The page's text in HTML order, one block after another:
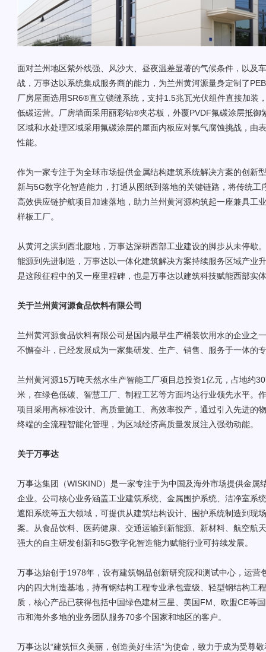
面对兰州地区紫外线强、风沙大、昼夜温差显著的气候条件，以及
战，万事达以系统集成服务商的能力，为兰州黄河源量身定制了
厂房屋面选用SR6®直立锁缝系统，支持1.5兆瓦光伏组件直接加装
低碳运营。厂房墙面采用丽彩钻®夹芯板，外覆PVDF氟碳涂层抵御
区域和水处理区域采用氟碳涂层的屋面内板应对氯气腐蚀挑战，由
性能。
作为一家专注于为全球市场提供金属结构建筑系统解决方案的创新
新与5G数字化智造能力，打通从图纸到落地的关键链路，将传统工
高效供应链护航项目加速落地，助力兰州黄河源构筑起一座兼具工
样板工厂。
从黄河之滨到西北腹地，万事达深耕西部工业建设的脚步从未停歇
能源到先进制造，万事达以一体化建筑解决方案持续服务区域产业
是这段征程中的又一座里程碑，也是万事达以建筑科技赋能西部实
关于兰州黄河源食品饮料有限公司
兰州黄河源食品饮料有限公司是国内最早生产桶装饮用水的企业之
不懈奋斗，已经发展成为一家集研发、生产、销售、服务于一体的
兰州黄河源15万吨天然水生产智能工厂项目总投资1亿元，占地约
米，在绿色低碳、智慧工厂、制程工艺等方面均达行业领先水平。
项目采用高标准设计、高质量施工、高效率投产，通过引入先进的
终端的全流程智能化管理，为区域经济高质量发展注入强劲动能。
关于万事达
万事达集团（WISKIND）是一家专注于为中国及海外市场提供金属
企业。公司核心业务涵盖工业建筑系统、金属围护系统、洁净室系
遮阳系统等五大领域，可提供从建筑结构设计、围护系统制造到现
案。从食品饮料、医药健康、交通运输到新能源、新材料、航空航
强大的自主研发创新和5G数字化智造能力赋能行业可持续发展。
万事达始创于1978年，设有建筑钢品创新研究院和测试中心，运营
内的四大制造基地，持有钢结构工程专业承包壹级、轻型钢结构工
质，核心产品已获得包括中国绿色建材三星、美国FM、欧盟CE等
市和海外多地的业务团队服务70多个国家和地区的客户。
万事达以“建筑恒久美丽，创造美好生活”为使命，致力于成为受尊